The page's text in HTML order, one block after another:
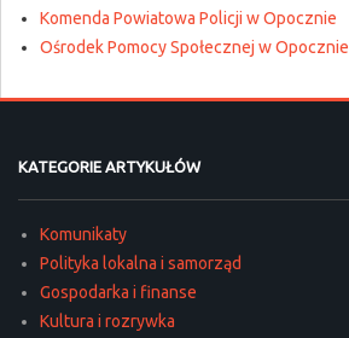
Komenda Powiatowa Policji w Opocznie
Ośrodek Pomocy Społecznej w Opocznie
KATEGORIE ARTYKUŁÓW
Komunikaty
Polityka lokalna i samorząd
Gospodarka i finanse
Kultura i rozrywka